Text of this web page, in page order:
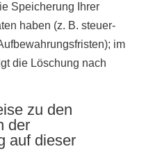
Speicherung Ihrer
haben (z. B. steuer-
im
die Löschung nach
zu den
der
auf dieser